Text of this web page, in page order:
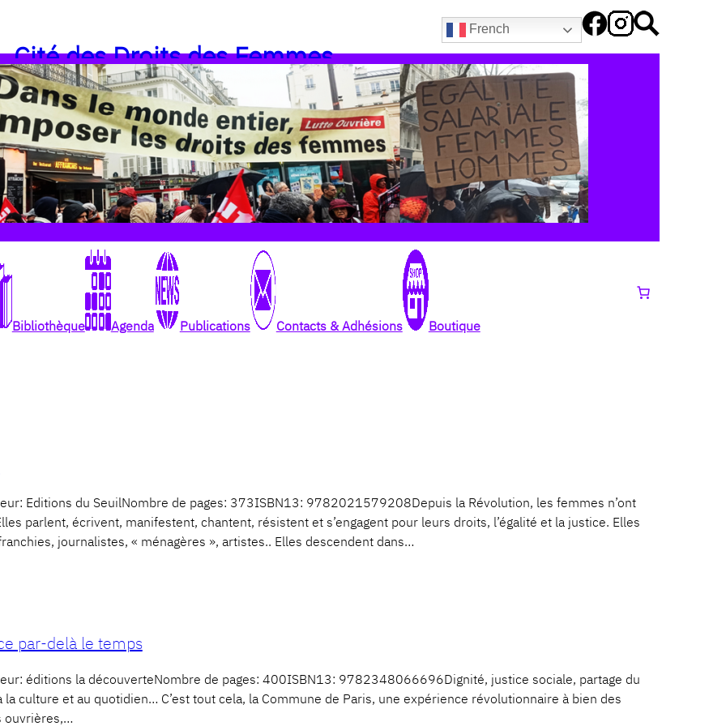
French
Cité des Droits des Femmes
Bibliothèque Agenda Publications Contacts & Adhésions Boutique
Editions du SeuilNombre de pages: 373ISBN13: 9782021579208Depuis la Révolution, les femmes n’ont
parlent, écrivent, manifestent, chantent, résistent et s’engagent pour leurs droits, l’égalité et la justice. Elles
journalistes, « ménagères », artistes.. Elles descendent dans…
par-delà le temps
éditions la découverteNombre de pages: 400ISBN13: 9782348066696Dignité, justice sociale, partage du
la culture et au quotidien… C’est tout cela, la Commune de Paris, une expérience révolutionnaire à bien des
ouvrières,…